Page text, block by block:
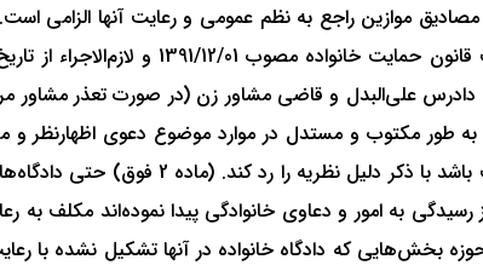
مکتوب و مستدل در موارد موضوع دعوی اظهارنظر و
دادنامه به نظریه قاضی مشاور اشاره و
رسیدگی به امور و دعاوی خانوادگی پیدا نموده‌اند مکلف
مستقر در حوزه بخش‌هایی که دادگاه خانواده در آنها